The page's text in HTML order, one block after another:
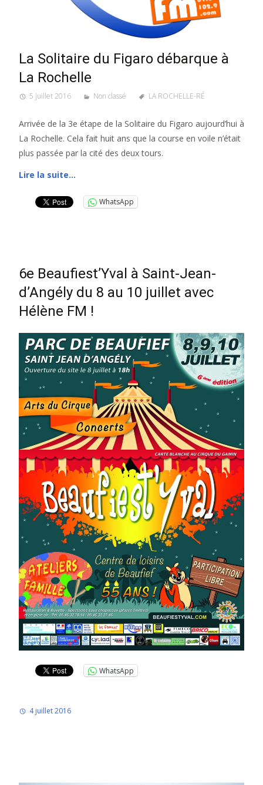
La Solitaire du Figaro débarque à
La Rochelle
5 juillet 2016 Non classé LA ROCHELLE-RÉ
Arrivée de la 3e étape de la Solitaire du Figaro aujourd’hui à
La Rochelle. Cela fait huit ans que la course en voile n’était
plus passée par la cité des deux tours.
Lire la suite…
WhatsApp
6e Beaufiest’Yval à Saint-Jean-
d’Angély du 8 au 10 juillet avec
Hélène FM !
WhatsApp
4 juillet 2016